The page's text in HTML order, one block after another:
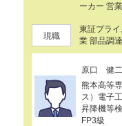
ーカー 営
現職
東証プラ
業 部品調
原口 健二
熊本高等
ス）電子
昇降機等
FP3級